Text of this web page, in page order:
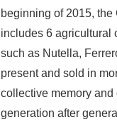
beginning of 2015,
includes 6 agricultural
such as Nutella,
present and sold in
collective memory and
generation after